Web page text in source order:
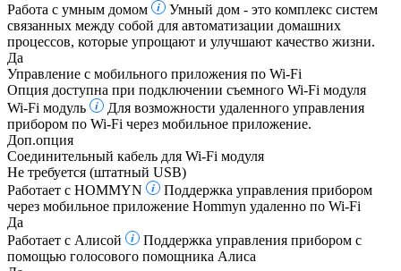
Работа с умным домом
Умный дом - это комплекс систем
связанных между собой для автоматизации домашних
процессов, которые упрощают и улучшают качество жизни.
Да
Управление c мобильного приложения по Wi-Fi
Опция доступна при подключении съемного Wi-Fi модуля
Wi-Fi модуль
Для возможности удаленного управления
прибором по Wi-Fi через мобильное приложение.
Доп.опция
Соединительный кабель для Wi-Fi модуля
Не требуется (штатный USB)
Работает с HOMMYN
Поддержка управления прибором
через мобильное приложение Hommyn удаленно по Wi-Fi
Да
Работает с Алисой
Поддержка управления прибором с
помощью голосового помощника Алиса